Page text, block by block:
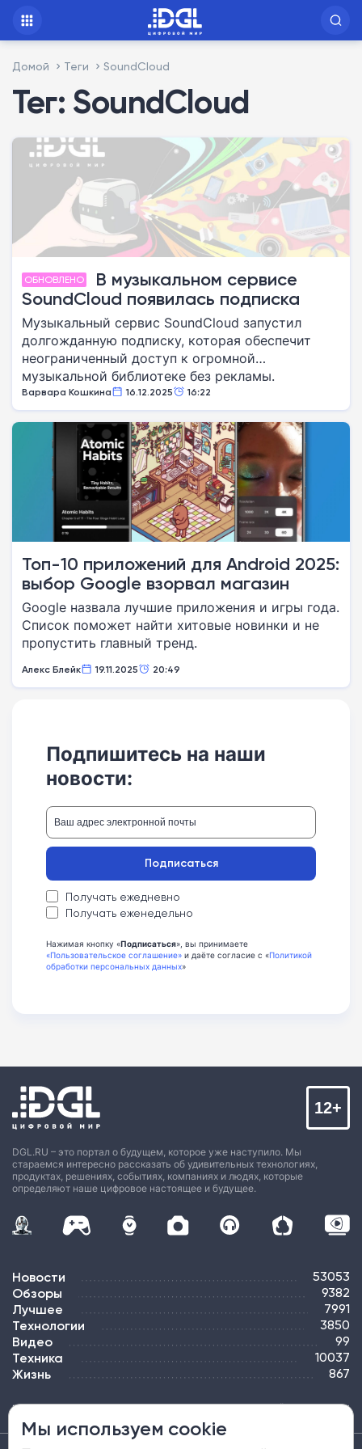
Домой Теги SoundCloud
Тег: SoundCloud
ОБНОВЛЕНО
В музыкальном сервисе
SoundCloud появилась подписка
Музыкальный сервис SoundCloud запустил
долгожданную подписку, которая обеспечит
неограниченный доступ к огромной
музыкальной библиотеке без рекламы.
Варвара Кошкина 16.12.2025 16:22
Топ-10 приложений для Android 2025:
выбор Google взорвал магазин
Google назвала лучшие приложения и игры года.
Список поможет найти хитовые новинки и не
пропустить главный тренд.
Алекс Блейк 19.11.2025 20:49
Подпишитесь на наши
новости:
Получать ежедневно
Получать еженедельно
Подписаться
Нажимая кнопку «Подписаться», вы принимаете
«Пользовательское соглашение» и даёте согласие с «Политикой
обработки персональных данных»
DGL.RU – это портал о будущем, которое уже наступило. Мы
стараемся интересно рассказать об удивительных технологиях,
продуктах, решениях, событиях, компаниях и людях, которые
определяют наше цифровое настоящее и будущее.
12+
Новости 53053
Обзоры 9382
Лучшее 7991
Технологии 3850
Видео 99
Техника 10037
Жизнь 867
ПОДПИСКА РЕКЛАМА КОНТАКТЫ КАРТА САЙТА ТЭГИ
Мы используем cookie